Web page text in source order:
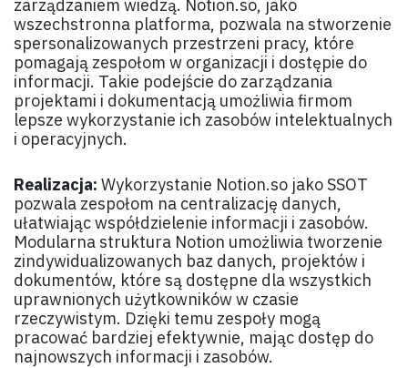
zarządzaniem wiedzą. Notion.so, jako
wszechstronna platforma, pozwala na stworzenie
spersonalizowanych przestrzeni pracy, które
pomagają zespołom w organizacji i dostępie do
informacji. Takie podejście do zarządzania
projektami i dokumentacją umożliwia firmom
lepsze wykorzystanie ich zasobów intelektualnych
i operacyjnych.
Realizacja: Wykorzystanie Notion.so jako SSOT
pozwala zespołom na centralizację danych,
ułatwiając współdzielenie informacji i zasobów.
Modularna struktura Notion umożliwia tworzenie
zindywidualizowanych baz danych, projektów i
dokumentów, które są dostępne dla wszystkich
uprawnionych użytkowników w czasie
rzeczywistym. Dzięki temu zespoły mogą
pracować bardziej efektywnie, mając dostęp do
najnowszych informacji i zasobów.